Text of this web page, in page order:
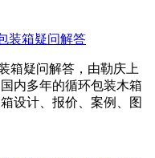
装箱疑问解答
箱疑问解答，由勒庆上
内多年的循环包装木箱
设计、报价、案例、图